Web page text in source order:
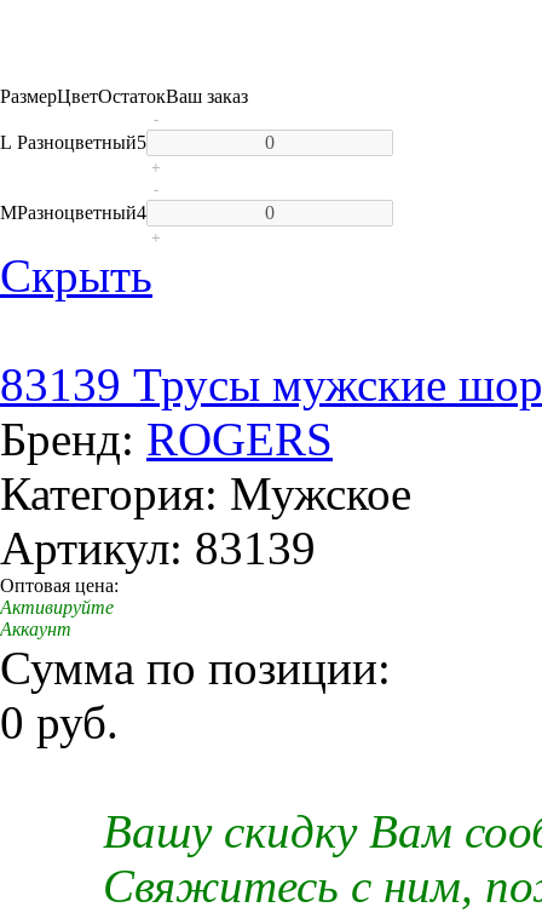
РазмерЦветОстатокВаш заказ
L Разноцветный5
-
+
MРазноцветный4
-
+
Скрыть
83139 Трусы мужские
Бренд: ROGERS
Категория: Мужское
Артикул: 83139
Оптовая цена:
Активируйте
Аккаунт
Сумма по позиции:
0 руб.
Вашу скидку Вам
Свяжитесь с ним,